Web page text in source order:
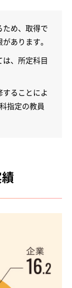
め、取得で
あります。
、所定科目
ることによ
指定の教員